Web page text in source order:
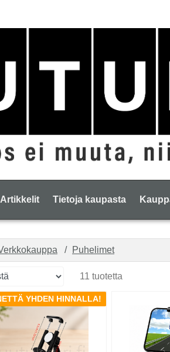
Artikkelit Tietoja kaupasta
Puhelimet
11 tuotetta
YHDEN HINNALLA!